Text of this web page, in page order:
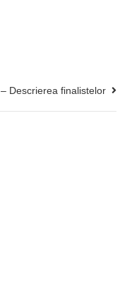
Descrierea finalistelor